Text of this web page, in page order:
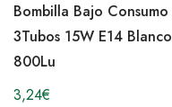
Bombilla Bajo Consumo
3Tubos 15W E14 Blanco
800Lu
3,24€